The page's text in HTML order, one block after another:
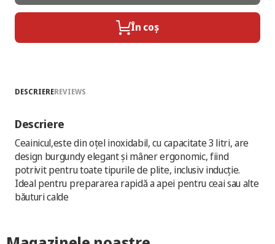
În coș
DESCRIEREREVIEWS
Descriere
Ceainicul,este din oțel inoxidabil, cu capacitate 3 litri, are
design burgundy elegant și mâner ergonomic, fiind
potrivit pentru toate tipurile de plite, inclusiv inducție.
Ideal pentru prepararea rapidă a apei pentru ceai sau alte
băuturi calde